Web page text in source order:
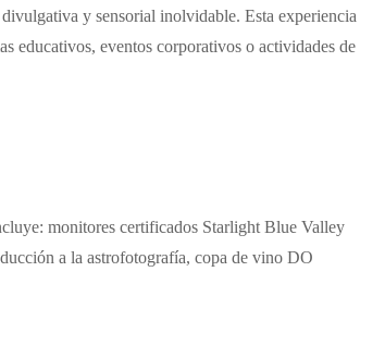
y sensorial inolvidable. Esta experiencia
educativos, eventos corporativos o actividades de
monitores certificados Starlight Blue Valley
a la astrofotografía, copa de vino DO